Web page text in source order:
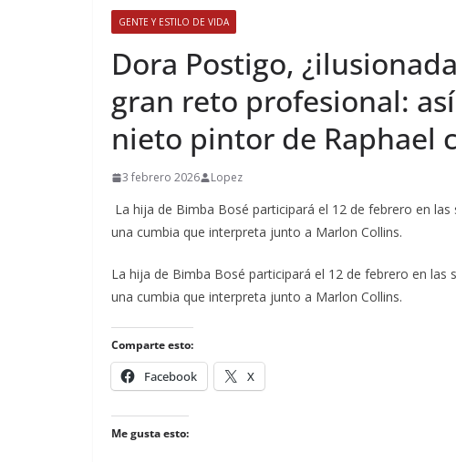
GENTE Y ESTILO DE VIDA
​Dora Postigo,
gran reto profesional:
nieto pintor de Raphael
3 febrero 2026 Lopez
La hija de Bimba Bosé participará el 12 de febrero en
una cumbia que interpreta junto a Marlon Collins.
​La hija de Bimba Bosé participará el 12 de febrero en
una cumbia que interpreta junto a Marlon Collins.
Comparte esto:
Facebook X
Me gusta esto: